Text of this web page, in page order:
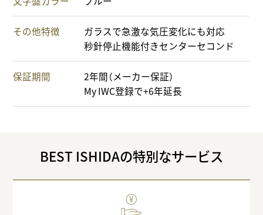
その他特徴
ガラスで急激な気圧変化にも対応
秒針停止機能付きセンターセコンド
保証期間
2年間（メーカー保証）
My IWC登録で+6年延長
BEST ISHIDAの特別なサービス